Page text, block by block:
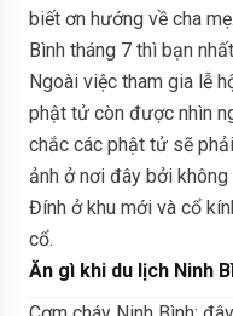
biết ơn hướng về cha
Bình tháng 7 thì bạn
Ngoài việc tham gia lễ
phật tử còn được nhìn
chắc các phật tử sẽ
ảnh ở nơi đây bởi
Đính ở khu mới và cổ
cổ.
Ăn gì khi du lịch Ninh